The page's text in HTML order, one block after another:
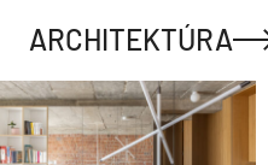
ARCHITEKTÚRA